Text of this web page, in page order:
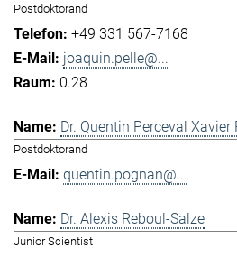
Postdoktorand
+49 331 567-7168
joaquin.pelle@...
0.28
Dr. Quentin Perceval Xavier
Postdoktorand
quentin.pognan@...
Dr. Alexis Reboul-Salze
Junior Scientist